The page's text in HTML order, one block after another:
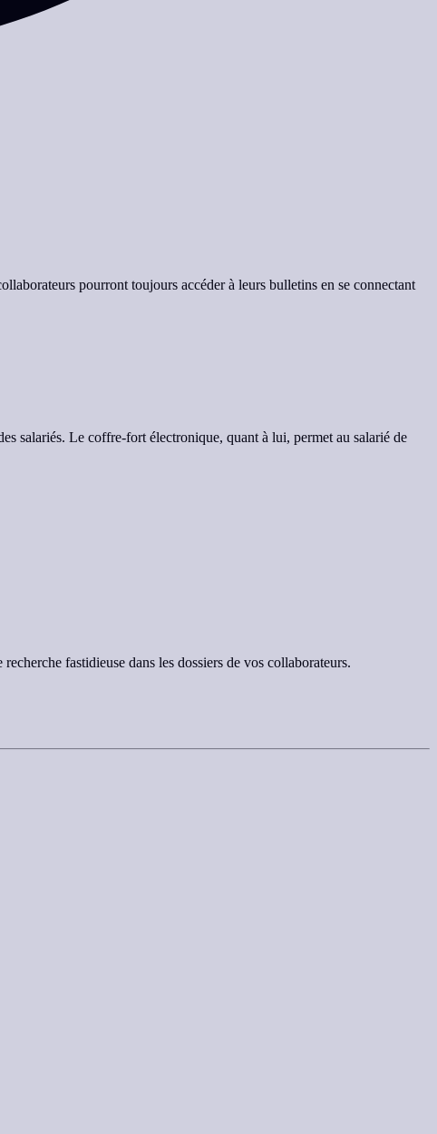
pourront toujours accéder à leurs bulletins en se connectant
salariés. Le coffre-fort électronique, quant à lui, permet au salarié de
fastidieuse dans les dossiers de vos collaborateurs.